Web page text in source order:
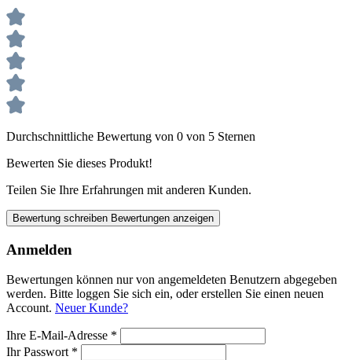
Durchschnittliche Bewertung von 0 von 5 Sternen
Bewerten Sie dieses Produkt!
Teilen Sie Ihre Erfahrungen mit anderen Kunden.
Bewertung schreiben Bewertungen anzeigen
Anmelden
Bewertungen können nur von angemeldeten Benutzern abgegeben
werden. Bitte loggen Sie sich ein, oder erstellen Sie einen neuen
Account. Neuer Kunde?
Ihre E-Mail-Adresse *
Ihr Passwort *